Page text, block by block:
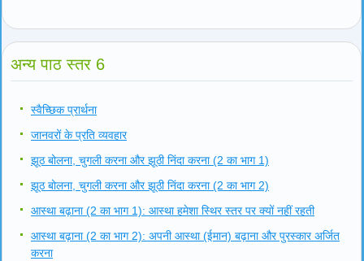
अन्य पाठ स्तर 6
स्वैच्छिक प्रार्थना
जानवरों के प्रति व्यवहार
झूठ बोलना, चुगली करना और झूठी निंदा करना (2 का भाग 1)
झूठ बोलना, चुगली करना और झूठी निंदा करना (2 का भाग 2)
आस्था बढ़ाना (2 का भाग 1): आस्था हमेशा स्थिर स्तर पर क्यों नहीं रहती
आस्था बढ़ाना (2 का भाग 2): अपनी आस्था (ईमान) बढ़ाना और पुरस्कार अर्जित
करना